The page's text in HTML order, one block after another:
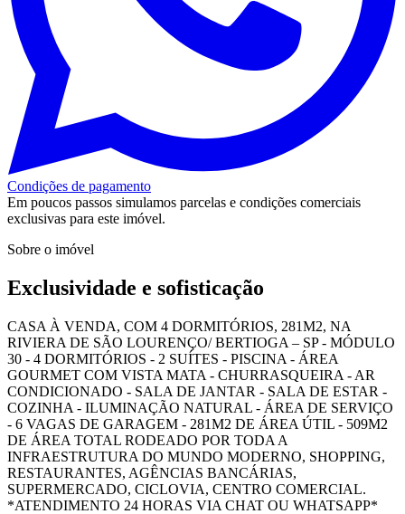
Condições de pagamento
Em poucos passos simulamos parcelas e condições comerciais
exclusivas para este imóvel.
Sobre o imóvel
Exclusividade e sofisticação
CASA À VENDA, COM 4 DORMITÓRIOS, 281M2, NA
RIVIERA DE SÃO LOURENÇO/ BERTIOGA – SP - MÓDULO
30 - 4 DORMITÓRIOS - 2 SUÍTES - PISCINA - ÁREA
GOURMET COM VISTA MATA - CHURRASQUEIRA - AR
CONDICIONADO - SALA DE JANTAR - SALA DE ESTAR -
COZINHA - ILUMINAÇÃO NATURAL - ÁREA DE SERVIÇO
- 6 VAGAS DE GARAGEM - 281M2 DE ÁREA ÚTIL - 509M2
DE ÁREA TOTAL RODEADO POR TODA A
INFRAESTRUTURA DO MUNDO MODERNO, SHOPPING,
RESTAURANTES, AGÊNCIAS BANCÁRIAS,
SUPERMERCADO, CICLOVIA, CENTRO COMERCIAL.
*ATENDIMENTO 24 HORAS VIA CHAT OU WHATSAPP*